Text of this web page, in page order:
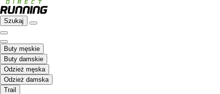
Szukaj
Buty męskie
Buty damskie
Odzież męska
Odzież damska
Trail